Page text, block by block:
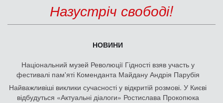
Назустріч свободі!
НОВИНИ
Національний музей Революції Гідності взяв участь у
фестивалі пам'яті Коменданта Майдану Андрія Парубія
Найважливіші виклики сучасності у відкритій розмові. У Києві
відбудуться «Актуальні діалоги» Ростислава Прокопюка